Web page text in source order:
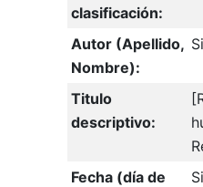
clasificación:
Autor (Apellido,
Nombre):
Titulo
descriptivo:
Fecha (día de